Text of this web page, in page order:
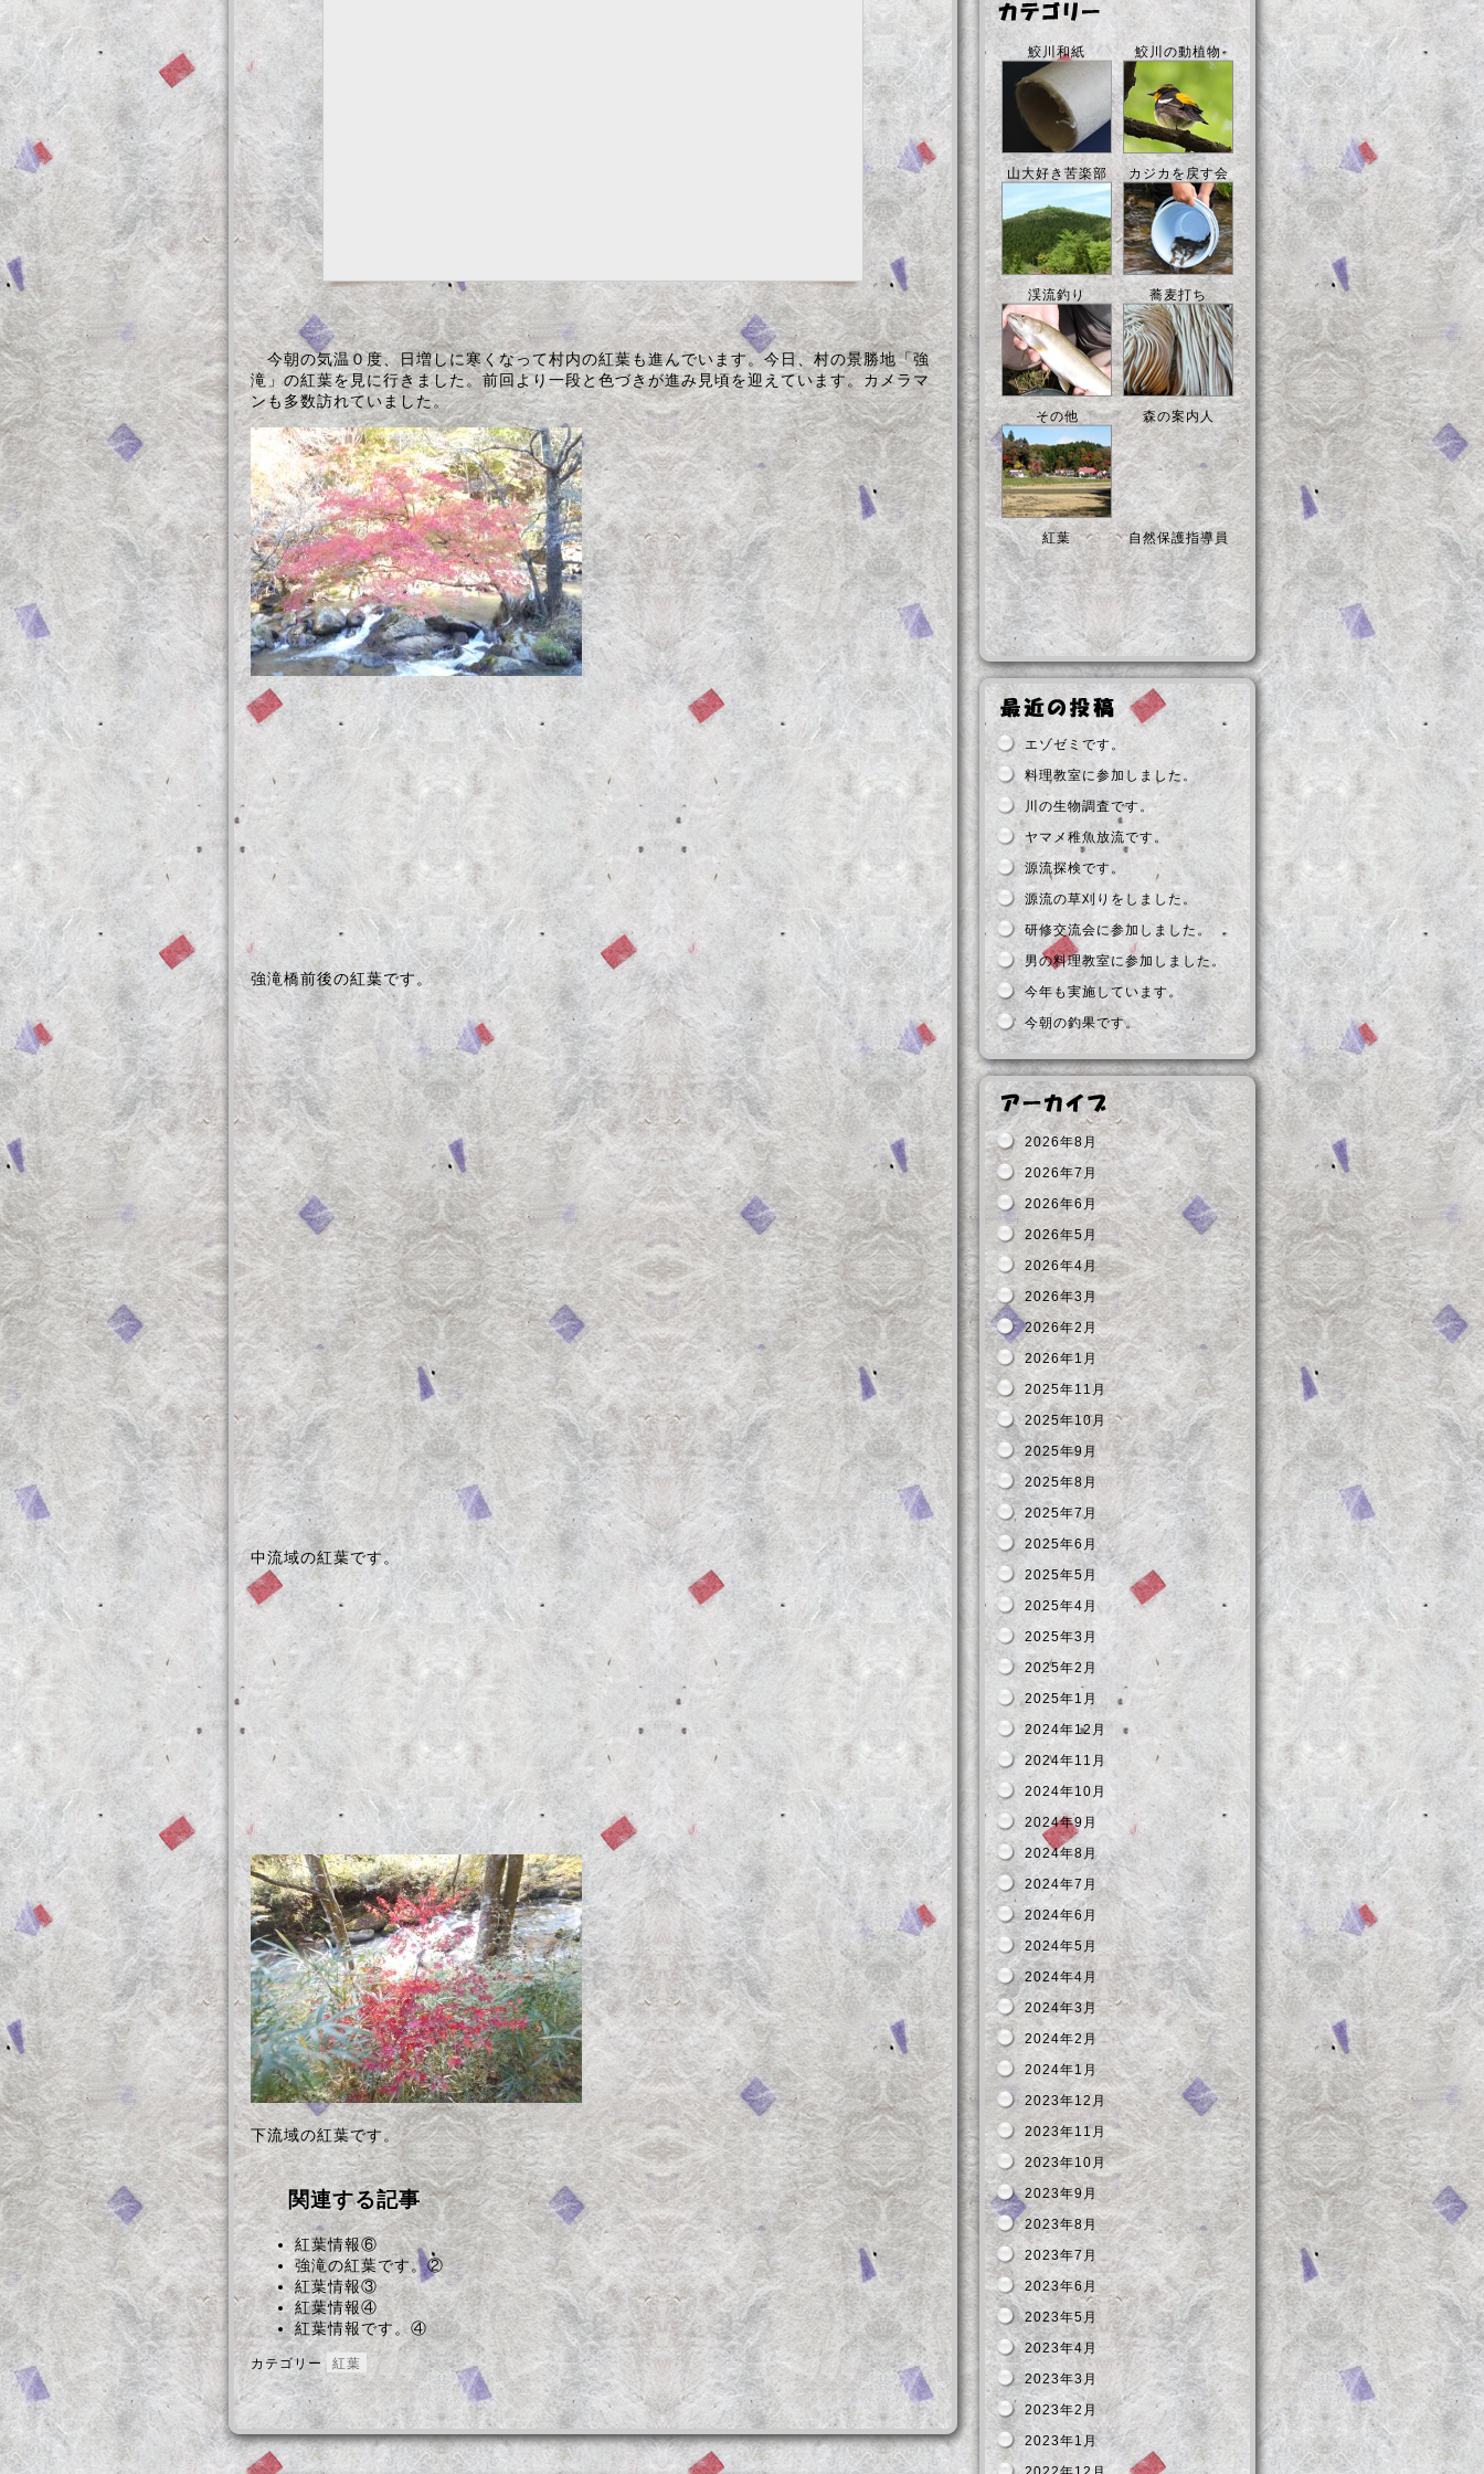
今朝の気温０度、日増しに寒くなって村内の紅葉も進んでいます。今日、村の景勝地「強
滝」の紅葉を見に行きました。前回より一段と色づきが進み見頃を迎えています。カメラマ
ンも多数訪れていました。
強滝橋前後の紅葉です。
中流域の紅葉です。
下流域の紅葉です。
関連する記事
紅葉情報⑥
強滝の紅葉です。②
紅葉情報③
紅葉情報④
紅葉情報です。④
カテゴリー 紅葉
鮫川和紙 鮫川の動植物
山大好き苦楽部 カジカを戻す会
渓流釣り 蕎麦打ち
その他 森の案内人
紅葉 自然保護指導員
エゾゼミです。
料理教室に参加しました。
川の生物調査です。
ヤマメ稚魚放流です。
源流探検です。
源流の草刈りをしました。
研修交流会に参加しました。
男の料理教室に参加しました。
今年も実施しています。
今朝の釣果です。
2026年8月
2026年7月
2026年6月
2026年5月
2026年4月
2026年3月
2026年2月
2026年1月
2025年11月
2025年10月
2025年9月
2025年8月
2025年7月
2025年6月
2025年5月
2025年4月
2025年3月
2025年2月
2025年1月
2024年12月
2024年11月
2024年10月
2024年9月
2024年8月
2024年7月
2024年6月
2024年5月
2024年4月
2024年3月
2024年2月
2024年1月
2023年12月
2023年11月
2023年10月
2023年9月
2023年8月
2023年7月
2023年6月
2023年5月
2023年4月
2023年3月
2023年2月
2023年1月